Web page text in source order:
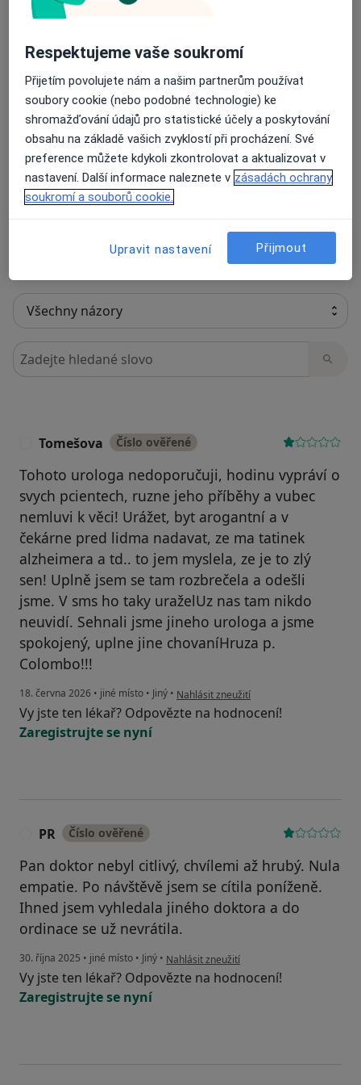
Názory
Přidejte svůj názor
17 názorů
Recenze pacientů jsou pro nás důležité.
Specialisté nemají možnost zaplatit za
Další informace o názorech
Hledejte v názorech
Tomešova Číslo ověřené
Tohoto urologa nedoporučuji, hodinu vypráví o
svych pcientech, ruzne jeho příběhy a vubec
nemluvi k věci! Urážet, byt arogantní a v
čekárne pred lidma nadavat, ze ma tatinek
alzheimera a td.. to jem myslela, ze je to zlý
sen! Uplně jsem se tam rozbrečela a odešli
jsme. V sms ho taky uraželUz nas tam nikdo
neuvidí. Sehnali jsme jineho urologa a jsme
spokojený, uplne jine chovaníHruza p.
Colombo!!!
18. června 2026 • jiné místo • Jiný • podle názoru uživatele Tomešova
Nahlásit zneužití
Vy jste ten lékař? Odpovězte na hodnocení!
Zaregistrujte se nyní
PR Číslo ověřené
Pan doktor nebyl citlivý, chvílemi až hrubý. Nula
empatie. Po návštěvě jsem se cítila poníženě.
Ihned jsem vyhledala jiného doktora a do
ordinace se už nevrátila.
30. října 2025 • jiné místo • Jiný • podle názoru uživatele PR
Nahlásit zneužití
Vy jste ten lékař? Odpovězte na hodnocení!
Zaregistrujte se nyní
Respektujeme vaše soukromí
Přijetím povolujete nám a našim partnerům používat
soubory cookie (nebo podobné technologie) ke
shromažďování údajů pro statistické účely a poskytování
obsahu na základě vašich zvyklostí při procházení. Své
preference můžete kdykoli zkontrolovat a aktualizovat v
nastavení. Další informace naleznete v zásadách ochrany
soukromí a souborů cookie.
Upravit nastavení Přijmout